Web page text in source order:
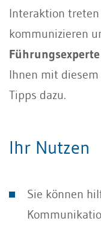
Interaktion
kommunizieren
Ihnen mit
Tipps dazu.
Ihr Nutzen
Sie können